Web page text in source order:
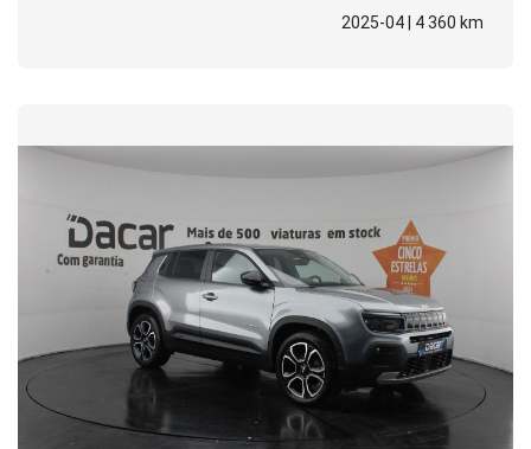
2025-04 | 4 360 km